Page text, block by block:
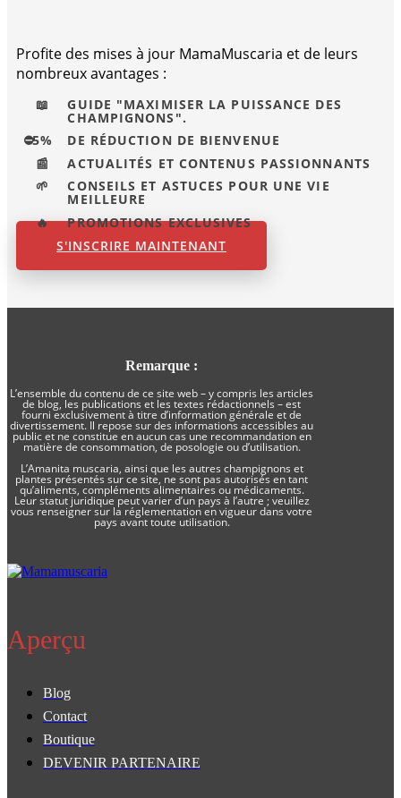
Profite des mises à jour MamaMuscaria et de leurs
nombreux avantages :
📖 GUIDE "MAXIMISER LA PUISSANCE DES
CHAMPIGNONS".
⛔5%
DE RÉDUCTION DE BIENVENUE
📰
ACTUALITÉS ET CONTENUS PASSIONNANTS
🌱
CONSEILS ET ASTUCES POUR UNE VIE
MEILLEURE
🔥
PROMOTIONS EXCLUSIVES
S'INSCRIRE MAINTENANT
Remarque :
L’ensemble du contenu de ce site web – y compris les articles
de blog, les publications et les textes rédactionnels – est
fourni exclusivement à titre d’information générale et de
divertissement. Il repose sur des informations accessibles au
public et ne constitue en aucun cas une recommandation en
matière de consommation, de posologie ou d’utilisation.
L’Amanita muscaria, ainsi que les autres champignons et
plantes présentés sur ce site, ne sont pas autorisés en tant
qu’aliments, compléments alimentaires ou médicaments.
Leur statut juridique peut varier d’un pays à l’autre ; veuillez
vous renseigner sur la réglementation en vigueur dans votre
pays avant toute utilisation.
Aperçu
Blog
Contact
Boutique
DEVENIR PARTENAIRE